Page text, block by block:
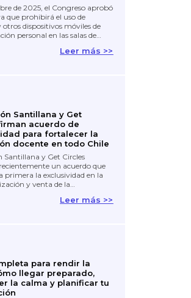
de 2025, el Congreso aprobó
que prohibirá el uso de
otros dispositivos móviles de
personal en las salas de…
Leer más >>
Santillana y Get
acuerdo de
para fortalecer la
docente en todo Chile
Santillana y Get Circles
un acuerdo que
primera la exclusividad en la
y venta de la…
Leer más >>
para rendir la
llegar preparado,
la calma y planificar tu